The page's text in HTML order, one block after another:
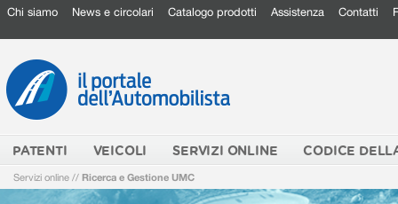
Chi siamo News e circolari Catalogo prodotti Assistenza Contatti
PATENTI VEICOLI SERVIZI ONLINE CODICE
Servizi online // Ricerca e Gestione UMC